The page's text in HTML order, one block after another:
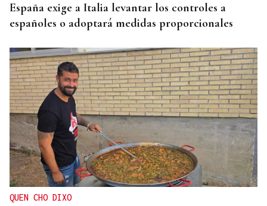
España exige a Italia levantar los controles a
españoles o adoptará medidas proporcionales
QUEN CHO DIXO